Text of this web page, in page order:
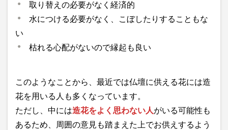
取り替えの必要がなく経済的
水につける必要がなく、こぼしたりすることもな
い
枯れる心配がないので縁起も良い
このようなことから、最近では仏壇に供える花には造
花を用いる人も多くなっています。
ただし、中には造花をよく思わない人がいる可能性も
あるため、周囲の意見も踏まえた上でお供えするよう